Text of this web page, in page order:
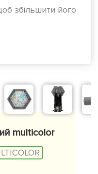
збільшити його
multicolor